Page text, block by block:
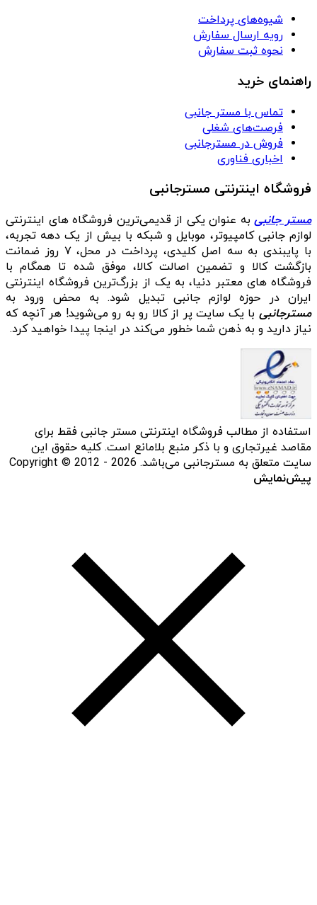
شیوه‌های پرداخت
رویه ارسال سفارش
نحوه ثبت سفارش
راهنمای خرید
تماس با مستر جانبی
فرصت‌های شغلی
فروش در مسترجانبی
اخباری فناوری
فروشگاه اینترنتی مسترجانبی
مستر جانبیبه عنوان یکی از قدیمی‌ترین فروشگاه های اینترنتی
لوازم جانبی کامپیوتر، موبایل و شبکه با بیش از یک دهه تجربه،
با پایبندی به سه اصل کلیدی، پرداخت در محل، ۷ روز ضمانت
بازگشت کالا و تضمین اصالت کالا، موفق شده تا همگام با
فروشگاه‌ های معتبر دنیا، به یک از بزرگ‌ترین فروشگاه اینترنتی
ایران در حوزه لوازم جانبی تبدیل شود. به محض ورود به
مسترجانبی با یک سایت پر از کالا رو به رو می‌شوید! هر آنچه که
نیاز دارید و به ذهن شما خطور می‌کند در اینجا پیدا خواهید کرد.
استفاده از مطالب فروشگاه اینترنتی مستر جانبی فقط برای
مقاصد غیرتجاری و با ذکر منبع بلامانع است. کلیه حقوق این
سایت متعلق به مسترجانبی می‌باشد. Copyright © 2012 - 2026
پیش‌نمایش